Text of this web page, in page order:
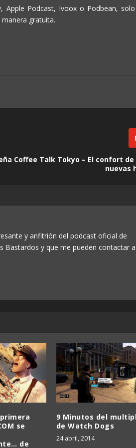
Podcast, Ivoox o Podbean, solo
gratuita.
Coffee Talk Tokyo – El confort
nuevas
y anfitrión del podcast oficial de
Bastardos y que me pueden contactar a
se
de
9 Minutos del
de Watch Dogs
24 abril, 2014